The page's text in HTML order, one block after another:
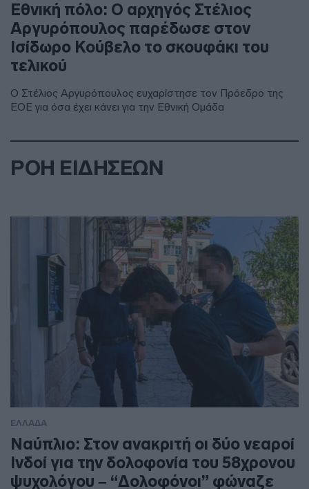
Εθνική πόλο: Ο αρχηγός Στέλιος
Αργυρόπουλος παρέδωσε στον
Ισίδωρο Κούβελο το σκουφάκι του
τελικού
Ο Στέλιος Αργυρόπουλος ευχαρίστησε τον Πρόεδρο της
ΕΟΕ για όσα έχει κάνει για την Εθνική Ομάδα
ΡΟΗ ΕΙΔΗΣΕΩΝ
ΕΛΛΑΔΑ
Ναύπλιο: Στον ανακριτή οι δύο νεαροί
Ινδοί για την δολοφονία του 58χρονου
ψυχολόγου – “Δολοφόνοι” φώναζε